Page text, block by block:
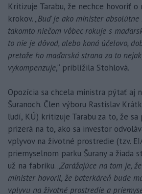
Kritizuje Tarabu, že nechce hovoriť o
krokov. „Buď je ako minister absolútne
takomto niečom vôbec rokuje s
to nie je dôvod, alebo koná účelovo,
pretože ho maďarská strana za to
vykompenzuje,“ priblížila Stohlová.
Opozícia sa chcela ministra pýtať aj
Šuranoch. Člen výboru Rastislav
ľudí, KÚ) kritizuje Tarabu za to, že
prizerá na to, ako sa investor
vplyvov na životné prostredie (tzv.
priemyselnom parku Šurany a žiada
už na fabriku. „Zarážajúce na tom je,
minister hovoril, že baterkáreň bude
vplyvu na životné prostredie a